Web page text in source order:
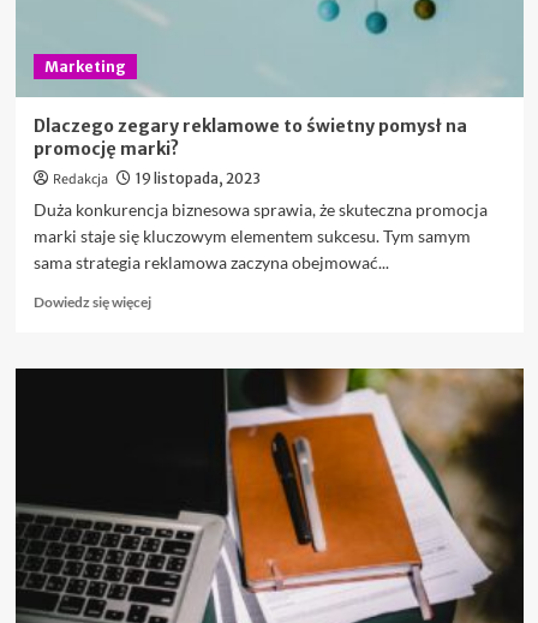
Marketing
Dlaczego zegary reklamowe to świetny pomysł na
promocję marki?
Redakcja 19 listopada, 2023
Duża konkurencja biznesowa sprawia, że skuteczna promocja
marki staje się kluczowym elementem sukcesu. Tym samym
sama strategia reklamowa zaczyna obejmować...
Dowiedz się więcejDowiedz
o
na
promocję
marki?